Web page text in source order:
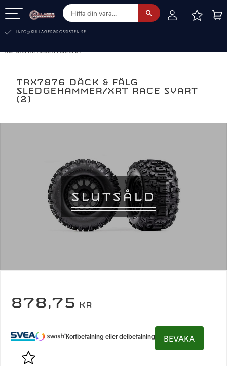
INFO@KULLAGERGROSSISTEN.SE
RC-BILAR. RESERVDELAR
TRX7876 DÄCK & FÄLG
SLEDGEHAMMER/XRT RACE SVART
(2)
SLUTSÅLD
878,75 KR
Lägg till i favoriter
Kortbetalning eller delbetalning BEVAKA